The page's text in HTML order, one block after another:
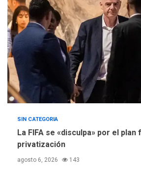
5
Mariño
de Comercio
de Ley de
SIN CATEGORIA
La FIFA se «disculpa» por el plan
privatización
agosto 6, 2026 143